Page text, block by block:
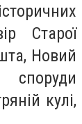
Старої
Новий
споруди
кулі,